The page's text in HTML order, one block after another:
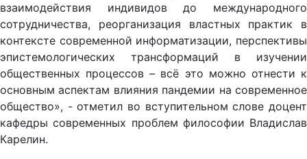
взаимодействия индивидов до международного
сотрудничества, реорганизация властных практик в
контексте современной информатизации, перспективы
эпистемологических трансформаций в изучении
общественных процессов – всё это можно отнести к
основным аспектам влияния пандемии на современное
общество», - отметил во вступительном слове доцент
кафедры современных проблем философии Владислав
Карелин.